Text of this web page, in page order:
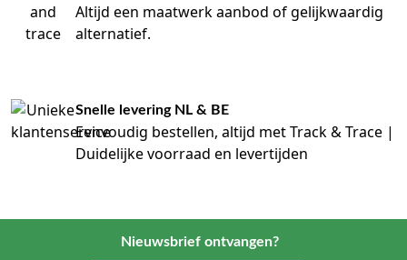
Altijd een maatwerk aanbod of gelijkwaardig
alternatief.
Snelle levering NL & BE
Eenvoudig bestellen, altijd met Track & Trace |
Duidelijke voorraad en levertijden
Nieuwsbrief ontvangen?